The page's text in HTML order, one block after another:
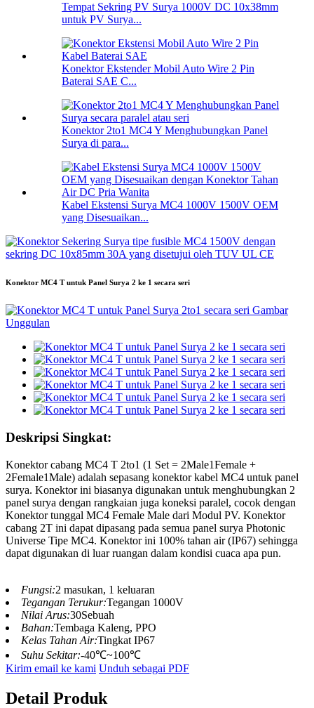
Tempat Sekring PV Surya 1000V DC 10x38mm
untuk PV Surya...
Konektor Ekstender Mobil Auto Wire 2 Pin
Baterai SAE C...
Konektor 2to1 MC4 Y Menghubungkan Panel
Surya di para...
Kabel Ekstensi Surya MC4 1000V 1500V OEM
yang Disesuaikan...
Konektor MC4 T untuk Panel Surya 2 ke 1 secara seri
Deskripsi Singkat:
Konektor cabang MC4 T 2to1 (1 Set = 2Male1Female +
2Female1Male) adalah sepasang konektor kabel MC4 untuk panel
surya. Konektor ini biasanya digunakan untuk menghubungkan 2
panel surya dengan rangkaian juga koneksi paralel, cocok dengan
Konektor tunggal MC4 Female Male dari Modul PV. Konektor
cabang 2T ini dapat dipasang pada semua panel surya Photonic
Universe Tipe MC4. Konektor ini 100% tahan air (IP67) sehingga
dapat digunakan di luar ruangan dalam kondisi cuaca apa pun.
Fungsi:2 masukan, 1 keluaran
Tegangan Terukur:Tegangan 1000V
Nilai Arus:30Sebuah
Bahan:Tembaga Kaleng, PPO
Kelas Tahan Air:Tingkat IP67
Suhu Sekitar:-40℃~100℃
Kirim email ke kami Unduh sebagai PDF
Detail Produk